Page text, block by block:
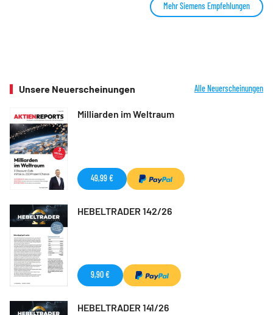
Mehr Siemens Empfehlungen
Unsere Neuerscheinungen Alle Neuerscheinungen
Milliarden im Weltraum
49,99 €
HEBELTRADER 142/26
9,90 €
HEBELTRADER 141/26